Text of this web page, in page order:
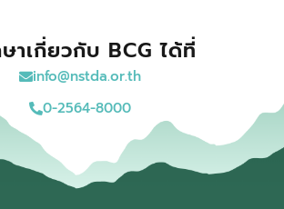
าเกี่ยวกับ BCG ได้ที่
info@nstda.or.th
0-2564-8000